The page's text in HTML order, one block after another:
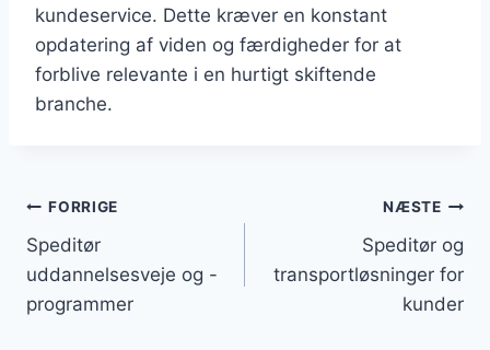
kundeservice. Dette kræver en konstant
opdatering af viden og færdigheder for at
forblive relevante i en hurtigt skiftende
branche.
Indlægsnavigation
FORRIGE
Speditør
uddannelsesveje og -
programmer
NÆSTE
Speditør og
transportløsninger for
kunder